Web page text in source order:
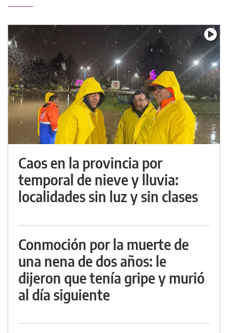
Caos en la provincia por
temporal de nieve y lluvia:
localidades sin luz y sin clases
Conmoción por la muerte de
una nena de dos años: le
dijeron que tenía gripe y murió
al día siguiente